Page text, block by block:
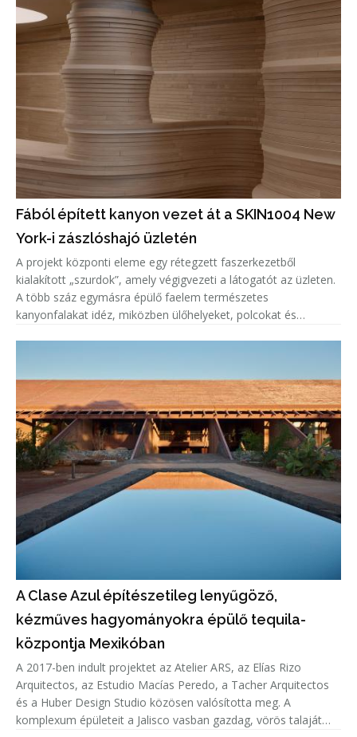
Fából épített kanyon vezet át a SKIN1004 New
York-i zászlóshajó üzletén
A projekt központi eleme egy rétegzett faszerkezetből
kialakított „szurdok”, amely végigvezeti a látogatót az üzleten.
A több száz egymásra épülő faelem természetes
kanyonfalakat idéz, miközben ülőhelyeket, polcokat és
A Clase Azul építészetileg lenyűgöző,
kézműves hagyományokra épülő tequila-
központja Mexikóban
A 2017-ben indult projektet az Atelier ARS, az Elías Rizo
Arquitectos, az Estudio Macías Peredo, a Tacher Arquitectos
és a Huber Design Studio közösen valósította meg. A
komplexum épületeit a Jalisco vasban gazdag, vörös talaját